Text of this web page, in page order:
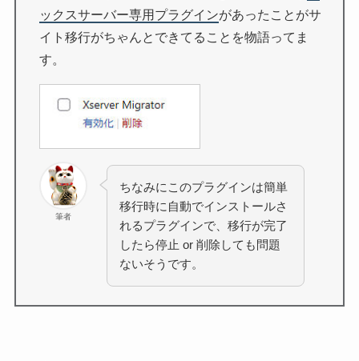
ックスサーバー専用プラグインがあったことがサ
イト移行がちゃんとできてることを物語ってま
す。
筆者
ちなみにこのプラグインは簡単
移行時に自動でインストールさ
れるプラグインで、移行が完了
したら停止 or 削除しても問題
ないそうです。